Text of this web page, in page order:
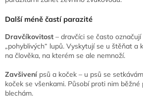
Další méně častí parazité
Dravčíkovitost – dravčíci se často
„pohyblivých“ lupů. Vyskytují se u štěňat a
na člověka, na kterém se ale nemnoží.
Zavšivení psů a koček – u psů se
koček se všenkami. Působí proti nim
blechám.